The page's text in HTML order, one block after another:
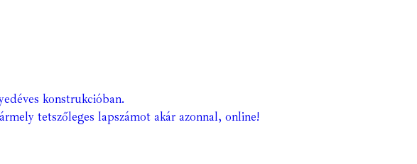
konstrukcióban.
tetszőleges lapszámot akár azonnal, online!